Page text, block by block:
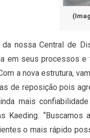
da nossa Central de
em seus processos
a nova estrutura,
de reposição pois
mais
Kaeding.
o mais rápido